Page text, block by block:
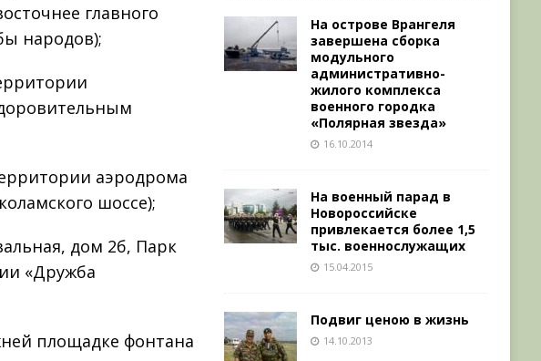
главного
народов);
аэродрома
шоссе);
дом 2б, Парк
«Дружба
площадке фонтана
На острове Врангеля
завершена сборка
модульного
административно-
жилого комплекса
военного городка
«Полярная звезда»
16.10.2014
На военный парад в
Новороссийске
привлекается более 1,5
тыс. военнослужащих
15.04.2015
Подвиг ценою в жизнь
14.10.2013